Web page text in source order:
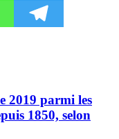
2019 parmi les
1850, selon